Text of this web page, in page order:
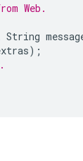
Web.
String
);